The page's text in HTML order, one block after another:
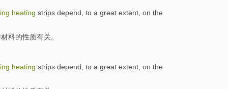
heating strips depend, to a great extent , on the
材料的性质有关。
heating strips depend, to a great extent , on the